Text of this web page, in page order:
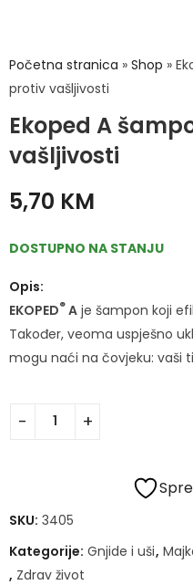
Početna stranica » Shop »
protiv vašljivosti
Ekoped A
vašljivosti
5,70 KM
DOSTUPNO NA STANJU
Opis:
EKOPED® A je šampon koji
Također, veoma uspješno
mogu naći na čovjeku: vaši
SKU: 3405
Kategorije: Gnjide i uši,
, Zdrav život